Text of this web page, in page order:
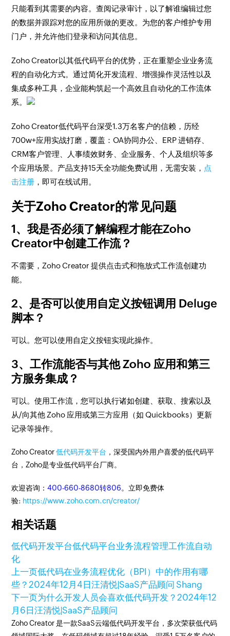
只能看到其需要的内容。查阅记录审计，以了解谁编辑过您
的数据并跟踪对您的应用所做的更改。为您的客户维护专用
门户，并允许他们登录和访问其信息。
Zoho Creator以其低代码平台的优势，正在重塑企业业务流
程的自动化方式。通过简化开发流程、增强操作灵活性以及
集成多种工具，企业能构筑起一个高效且自动化的工作流体
系。
Zoho Creator低代码平台深受1.3万名客户的信赖，历经
700w+应用实战打磨，覆盖：OA协同办公、ERP 进销存、
CRM客户管理、人事绩效财务、企业服务、个人及组织等多
个应用场景。产品支持15天全功能免费试用，无需安装， 点
击注册 ，即可在线试用。
关于Zoho Creator的常见问题
1、我是否必须了解编程才能在Zoho
Creator中创建工作流？
不需要，Zoho Creator 提供点击式和拖放式工作流创建功
能。
2、是否可以使用自定义按钮调用 Deluge
脚本？
可以。您可以使用自定义按钮实现此操作。
3、工作流能否与其他 Zoho 应用和第三
方服务集成？
可以。使用工作流，您可以执行诸如创建、获取、搜索以及
从/向其他 Zoho 应用或第三方应用（如 Quickbooks）更新
记录等操作。
Zoho Creator低代码开发平台 ，深受国内外用户喜爱的低代码平
台，Zoho是专业低代码平台厂商。
欢迎咨询：400-660-8680转806。立即免费体
验: https://www.zoho.com.cn/creator/
相关话题
低代码开发平台低代码平台业务流程管理工作流自动
化
上一页低代码在业务流程优化（BPI）中的作用有哪
些？2024年12月4日汪清悦|SaaS产品顾问 Shang
下一页为什么开发人员会喜欢低代码开发？2024年12
月6日汪清悦|SaaS产品顾问
Zoho Creator 是一款SaaS云端低代码开发平台，多次荣获低代码